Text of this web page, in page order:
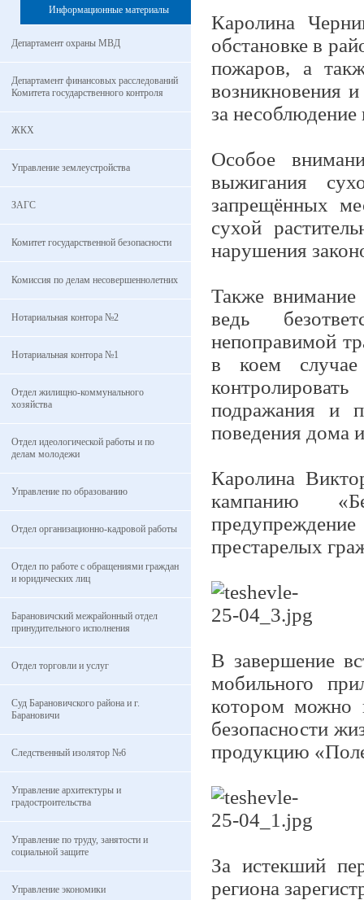
Информационные материалы
Департамент охраны МВД
Департамент финансовых расследований
Комитета государственного контроля
ЖКХ
Управление землеустройства
ЗАГС
Комитет государственной безопасности
Комиссия по делам несовершеннолетних
Нотариальная контора №2
Нотариальная контора №1
Отдел жилищно-коммунального
хозяйства
Отдел идеологической работы и по
делам молодежи
Управление по образованию
Отдел организационно-кадровой работы
Отдел по работе с обращениями граждан
и юридических лиц
Барановичский межрайонный отдел
принудительного исполнения
Отдел торговли и услуг
Суд Барановичского района и г.
Барановичи
Следственный изолятор №6
Управление архитектуры и
градостроительства
Управление по труду, занятости и
социальной защите
Управление экономики
Каролина
обстановке в
пожаров, а
возникновения
за
Особое
выжигания
запрещённых
сухой
нарушения
Также внимание
ведь
непоправимой
в коем случае
подражания и
поведения дома
Каролина
кампанию
престарелых
В завершение
мобильного
котором можно
безопасности
продукцию
За истекший
региона